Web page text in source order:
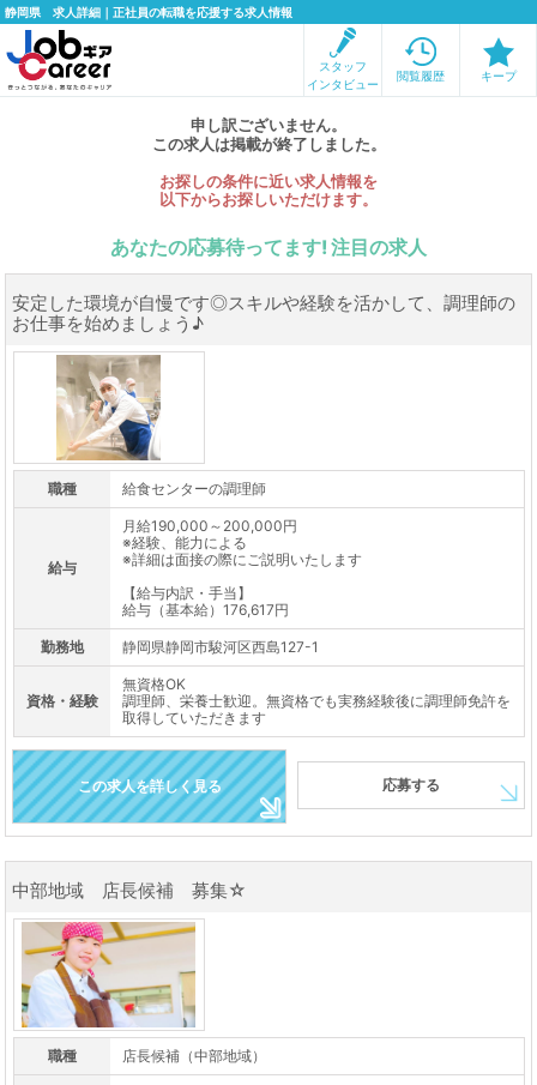
静岡県 求人詳細｜正社員の転職を応援する求人情報
スタッフ
インタビュー
閲覧履歴 キープ
申し訳ございません。
この求人は掲載が終了しました。
お探しの条件に近い求人情報を
以下からお探しいただけます。
あなたの応募待ってます! 注目の求人
安定した環境が自慢です◎スキルや経験を活かして、調理師の
お仕事を始めましょう♪
職種 給食センターの調理師
給与
月給190,000～200,000円
※経験、能力による
※詳細は面接の際にご説明いたします
【給与内訳・手当】
給与（基本給）176,617円
勤務地 静岡県静岡市駿河区西島127-1
資格・経験
無資格OK
調理師、栄養士歓迎。無資格でも実務経験後に調理師免許を
取得していただきます
この求人を詳しく見る 応募する
中部地域 店長候補 募集☆
職種 店長候補（中部地域）